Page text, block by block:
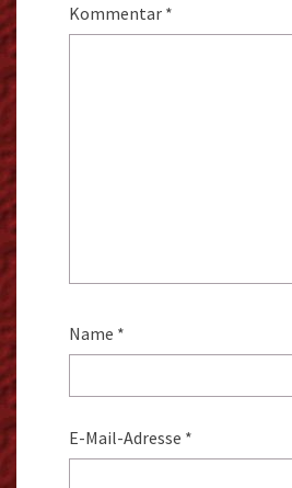
Kommentar *
Name *
E-Mail-Adresse *